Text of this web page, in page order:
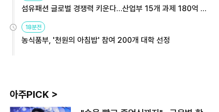
섬유패션 글로벌 경쟁력 키운다…산업부 15개 과제 180억 지
원
18분전
농식품부, '천원의 아침밥' 참여 200개 대학 선정
아주PICK >